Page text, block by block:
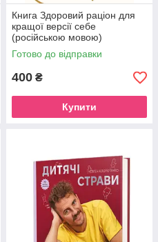
Книга Здоровий раціон для
кращої версії себе
(російською мовою)
Готово до відправки
400 ₴
Купити